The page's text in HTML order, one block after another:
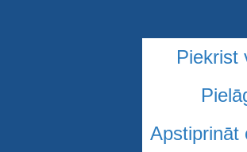
Piekrist
Apstiprināt